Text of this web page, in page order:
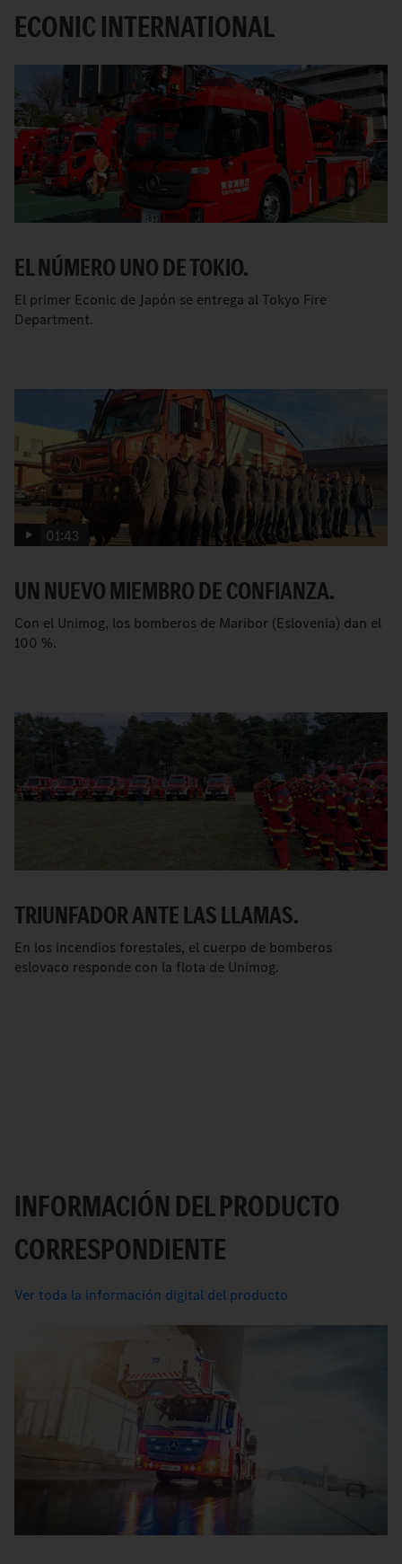
ECONIC INTERNATIONAL
EL NÚMERO UNO DE TOKIO.
El primer Econic de Japón se entrega al Tokyo Fire
Department.
01:43
UN NUEVO MIEMBRO DE CONFIANZA.
Con el Unimog, los bomberos de Maribor (Eslovenia) dan el
100 %.
TRIUNFADOR ANTE LAS LLAMAS.
En los incendios forestales, el cuerpo de bomberos
eslovaco responde con la flota de Unimog.
INFORMACIÓN DEL PRODUCTO
CORRESPONDIENTE
Ver toda la información digital del producto